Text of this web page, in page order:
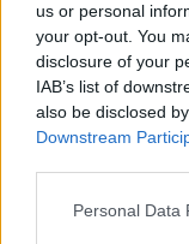
us or personal
your opt-out. You
disclosure of your
IAB’s list of
also be disclosed
Downstream
Personal Data
Κανονικά
Μπακάκης,
(καθαρά
Ολυμπιακό),
διαθέσιμοι,
περασμένης